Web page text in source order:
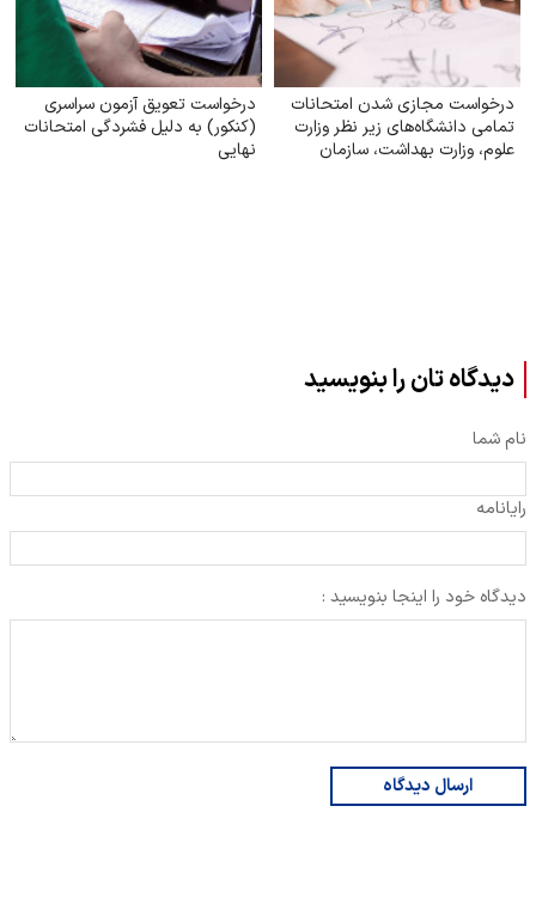
درخواست مجازی شدن امتحانات
تمامی دانشگاه‌های زیر نظر وزارت
علوم‌، وزارت بهداشت، سازمان
درخواست تعویق آزمون سراسری
(کنکور) به دلیل فشردگی امتحانات
نهایی
دیدگاه تان را بنویسید
نام شما
رایانامه
دیدگاه خود را اینجا بنویسید :
ارسال دیدگاه